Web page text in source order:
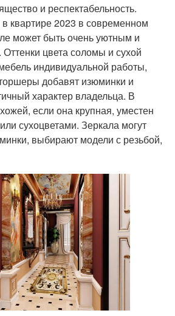
и респектабельность.
квартире 2023 в современном
может быть очень уютным и
цвета соломы и сухой
индивидуальной работы,
добавят изюминки и
характер владельца. В
если она крупная, уместен
сухоцветами. Зеркала могут
выбирают модели с резьбой,